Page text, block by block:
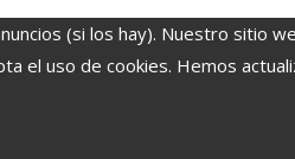
(si los hay). Nuestro sitio
el uso de cookies. Hemos